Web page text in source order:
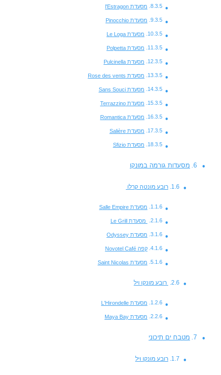
מסעדת l'Estragon
מסעדת Pinocchio
מסעדת Le Loga
מסעדת Polpetta
מסעדת Pulcinella
מסעדת Rose des vents
מסעדת Sans Souci
מסעדת Terrazzino
מסעדת Romantica
מסעדת Salière
מסעדת Sfizio
מסעדות גורמה במונקו
רובע מונטה קרלו
מסעדת Salle Empire
מסעדת Le Grill
מסעדת Odyssey
קפה Novotel Café
מסעדת Saint Nicolas
רובע מונקו ויל
מסעדת L'Hirondelle
מסעדת Maya Bay
מטבח ים תיכוני
רובע מונקו ויל